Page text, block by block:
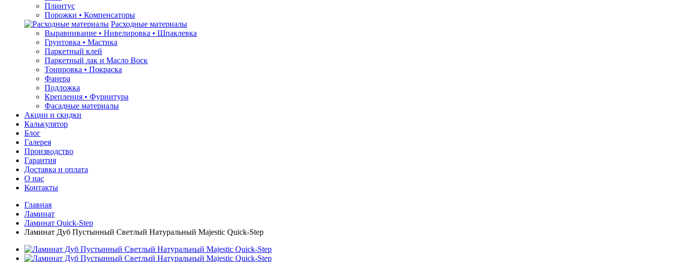
Плинтус
Порожки • Компенсаторы
Расходные материалы
Выравнивание • Нивелировка • Шпаклевка
Грунтовкa • Мастика
Паркетный клей
Паркетный лак и Масло Воск
Тонировка • Покраска
Фанера
Подложка
Крепления • Фурнитура
Фасадные материалы
Акции и скидки
Калькулятор
Блог
Галерея
Производство
Гарантия
Доставка и оплата
О нас
Контакты
Главная
Ламинат
Ламинат Quick-Step
Ламинат Дуб Пустынный Светлый Натуральный Majestic Quick-Step